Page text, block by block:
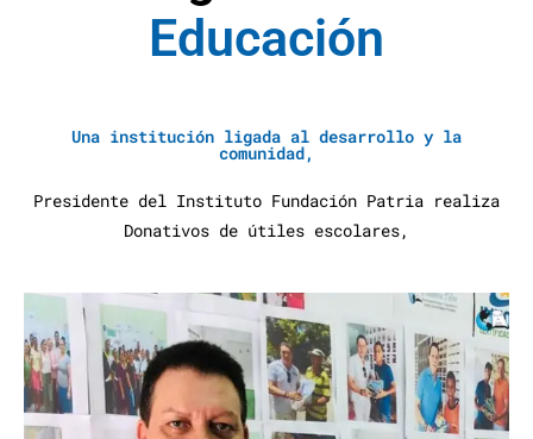
ucaciónAy
Una institución ligada al desarrollo y la
comunidad,
Presidente del Instituto Fundación Patria realiza
Donativos de útiles escolares,